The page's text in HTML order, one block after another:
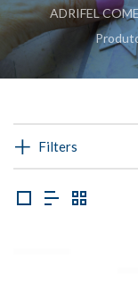
ADRIFEL
Filters